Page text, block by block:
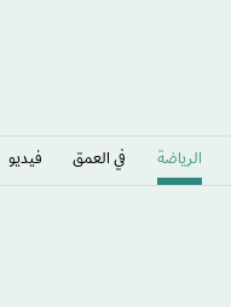
الرياضة في العمق فيديو